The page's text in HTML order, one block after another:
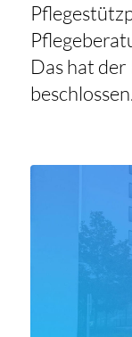
Das hat
beschlossen.